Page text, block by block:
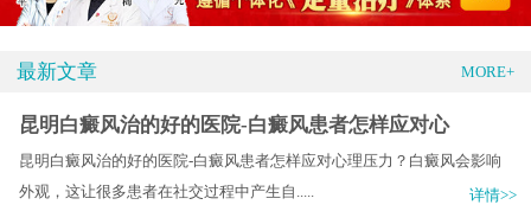
最新文章 MORE+
昆明白癜风治的好的医院-白癜风患者怎样应对心
昆明白癜风治的好的医院-白癜风患者怎样应对心理压力？白癜风会影响
外观，这让很多患者在社交过程中产生自.....
详情>>